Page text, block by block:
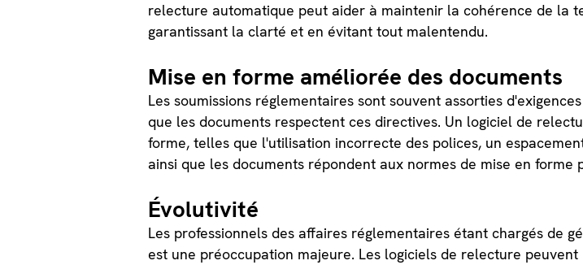
relecture automatique peut aider à maintenir la cohérence de la
garantissant la clarté et en évitant tout malentendu.
Mise en forme améliorée des documents
Les soumissions réglementaires sont souvent assorties
que les documents respectent ces directives. Un logiciel de
forme, telles que l'utilisation incorrecte des polices, un
ainsi que les documents répondent aux normes de mise en forme
Évolutivité
Les professionnels des affaires réglementaires étant chargés de
est une préoccupation majeure. Les logiciels de relecture